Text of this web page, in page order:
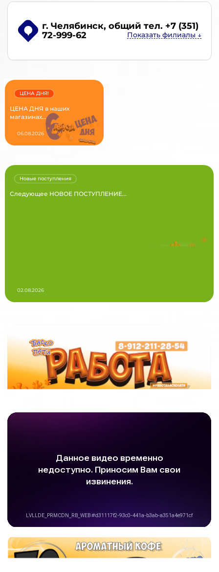
г. Челябинск, общий тел. +7 (351)
72-999-62
ЦЕНА ДНЯ в наших
магазинах...
ЦЕНА ДНЯ!
06.08.2026
Следующее НОВОЕ ПОСТУПЛЕНИЕ...
Новые поступления
02.08.2026